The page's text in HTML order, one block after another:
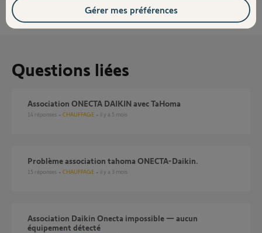
Questions liées
Association ONECTA DAIKIN avec TaHoma
14 réponses CHAUFFAGE il y a 5 mois
Problème association tahoma ONECTA-Daikin.
15 réponses CHAUFFAGE il y a 3 mois
Association Daikin Onecta impossible — aucun
équipement détecté
Gérer mes préférences